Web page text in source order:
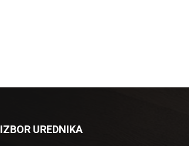
IZBOR UREDNIKA